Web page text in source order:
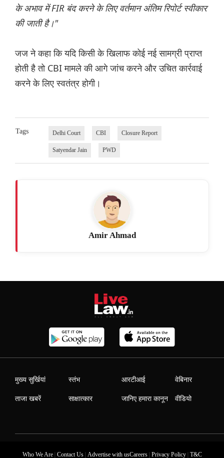
के अभाव में FIR बंद करने के लिए वर्तमान अंतिम रिपोर्ट स्वीकार
की जाती है।"
जज ने कहा कि यदि किसी के खिलाफ कोई नई सामग्री प्राप्त
होती है तो CBI मामले की आगे जांच करने और उचित कार्रवाई
करने के लिए स्वतंत्र होगी।
Tags Delhi Court CBI Closure Report
Satyendar Jain PWD
Amir Ahmad
मुख्य सुर्खियां
ताजा खबरें
स्तंभ
साक्षात्कार
आरटीआई
जानिए हमारा कानून
वेबिनार
वीडियो
Who We Are| Contact Us| Advertise with usCareers| Privacy Policy| T&C